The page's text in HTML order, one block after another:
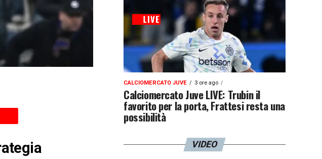
CALCIOMERCATO JUVE 3 ore ago
Calciomercato Juve LIVE: Trubin il
favorito per la porta, Frattesi resta una
possibilità
VIDEO